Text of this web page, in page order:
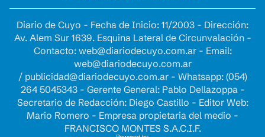
Diario de Cuyo - Fecha de Inicio: 11/2003 - Dirección:
Av. Alem Sur 1639. Esquina Lateral de Circunvalación -
Contacto: web@diariodecuyo.com.ar- Email:
web@diariodecuyo.com.ar
/ publicidad@diariodecuyo.com.ar- Whatsapp: (054)
264 5045343 - Gerente General: Pablo Dellazoppa -
Secretario de Redacción: Diego Castillo - Editor Web:
Mario Romero - Empresa propietaria del medio -
FRANCISCO MONTES S.A.C.I.F.